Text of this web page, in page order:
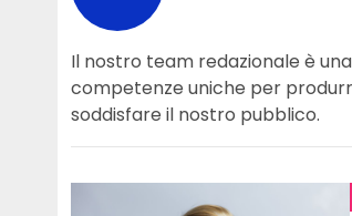
Il nostro team redazionale è
competenze uniche per
soddisfare il nostro pubblico.